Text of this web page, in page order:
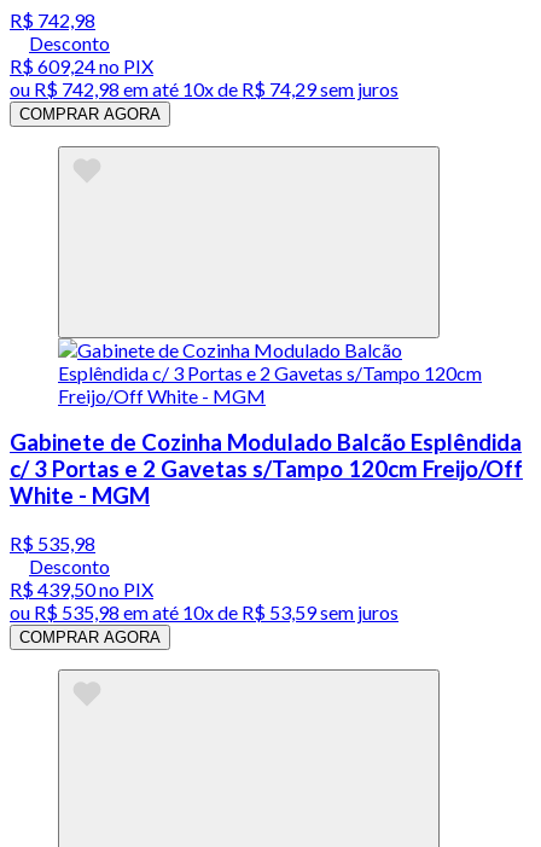
R$ 742,98
Desconto
R$ 609,24no PIX
ou R$ 742,98 em até 10x de R$ 74,29 sem juros
COMPRAR AGORA
Gabinete de Cozinha Modulado Balcão Esplêndida
c/ 3 Portas e 2 Gavetas s/Tampo 120cm Freijo/Off
White - MGM
R$ 535,98
Desconto
R$ 439,50no PIX
ou R$ 535,98 em até 10x de R$ 53,59 sem juros
COMPRAR AGORA